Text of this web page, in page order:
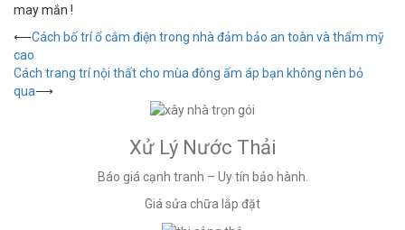
may mắn !
Điều
hướng
bài
⟵Cách bố trí ổ cắm điện trong nhà đảm bảo an toàn và thẩm mỹ
cao
Cách trang trí nội thất cho mùa đông ấm áp bạn không nên bỏ
qua⟶
Xử Lý Nước Thải
Báo giá cạnh tranh – Uy tín bảo hành.
Giá sửa chữa lắp đặt